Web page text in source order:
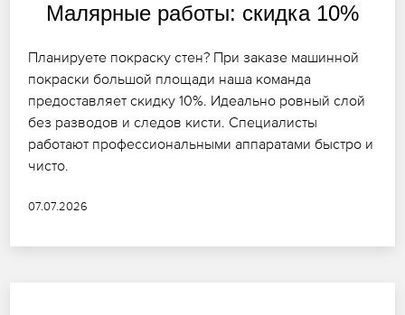
Малярные работы: скидка 10%
Планируете покраску стен? При заказе машинной
покраски большой площади наша команда
предоставляет скидку 10%. Идеально ровный слой
без разводов и следов кисти. Специалисты
работают профессиональными аппаратами быстро и
чисто.
07.07.2026